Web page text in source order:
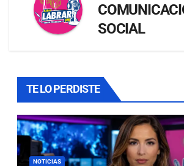
SOCIAL
TE LO PERDISTE
NOTICIAS